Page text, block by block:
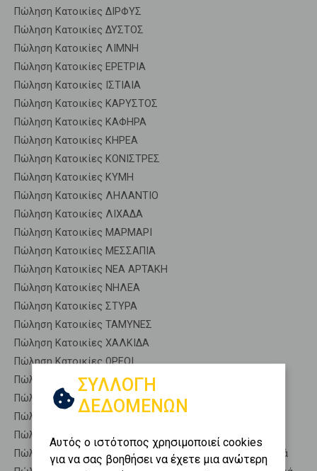
Πώληση Κατοικίες ΔΙΡΦΥΣ
Πώληση Κατοικίες ΔΥΣΤΟΣ
Πώληση Κατοικίες ΛΙΜΝΗ
Πώληση Κατοικίες ΕΡΕΤΡΙΑ
Πώληση Κατοικίες ΙΣΤΙΑΙΑ
Πώληση Κατοικίες ΚΑΡΥΣΤΟΣ
Πώληση Κατοικίες ΚΑΦΗΡΑ
Πώληση Κατοικίες ΚΗΡΕΑ
Πώληση Κατοικίες ΚΟΝΙΣΤΡΕΣ
Πώληση Κατοικίες ΚΥΜΗ
Πώληση Κατοικίες ΛΗΛΑΝΤΙΟ
Πώληση Κατοικίες ΛΙΧΑΔΑ
Πώληση Κατοικίες ΜΑΡΜΑΡΙ
Πώληση Κατοικίες ΜΕΣΣΑΠΙΑ
Πώληση Κατοικίες ΝΕΑ ΑΡΤΑΚΗ
Πώληση Κατοικίες ΝΗΛΕΑ
Πώληση Κατοικίες ΣΤΥΡΑ
Πώληση Κατοικίες ΤΑΜΥΝΕΣ
Πώληση Κατοικίες ΧΑΛΚΙΔΑ
Πώληση Κατοικίες ΩΡΕΟΙ
Πώληση Αποθήκες ΜΕΣΣΑΠΙΑ - Νεροτριβιά
Πώληση Γκαρσονιέρες ΜΕΣΣΑΠΙΑ - Νεροτριβιά
Πώληση Διαμερίσματα ΜΕΣΣΑΠΙΑ - Νεροτριβιά
Πώληση Κτίρια ΜΕΣΣΑΠΙΑ - Νεροτριβιά
Πώληση Μεζονέτες (ανεξάρτητη) ΜΕΣΣΑΠΙΑ - Νεροτριβιά
ΣΥΛΛΟΓΗ
ΔΕΔΟΜΕΝΩΝ
Αυτός ο ιστότοπος χρησιμοποιεί cookies
για να σας βοηθήσει να έχετε μια ανώτερη